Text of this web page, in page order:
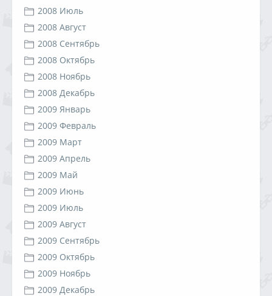
2008 Июль
2008 Август
2008 Сентябрь
2008 Октябрь
2008 Ноябрь
2008 Декабрь
2009 Январь
2009 Февраль
2009 Март
2009 Апрель
2009 Май
2009 Июнь
2009 Июль
2009 Август
2009 Сентябрь
2009 Октябрь
2009 Ноябрь
2009 Декабрь